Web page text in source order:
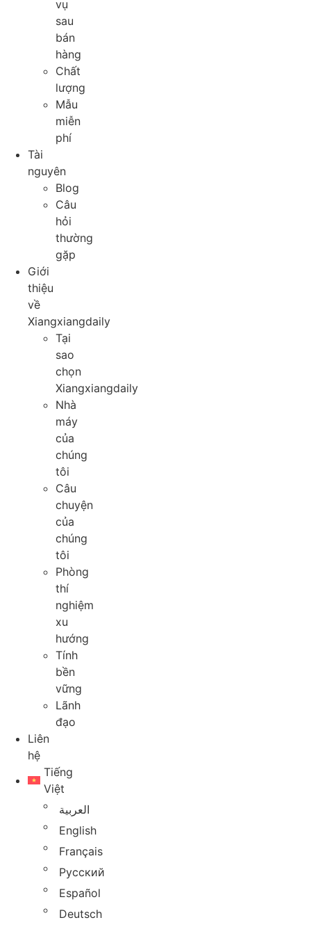
vụ
sau
bán
hàng
Chất
lượng
Mẫu
miễn
phí
Tài
nguyên
Blog
Câu
hỏi
thường
gặp
Giới
thiệu
về
Xiangxiangdaily
Tại
sao
chọn
Xiangxiangdaily
Nhà
máy
của
chúng
tôi
Câu
chuyện
của
chúng
tôi
Phòng
thí
nghiệm
xu
hướng
Tính
bền
vững
Lãnh
đạo
Liên
hệ
Tiếng
Việt
العربية
English
Français
Русский
Español
Deutsch